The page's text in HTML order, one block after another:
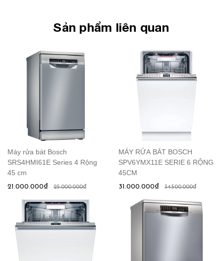
Sản phẩm liên quan
Máy rửa bát Bosch
SRS4HMI61E Series 4 Rộng
45 cm
21.000.000₫ 25.000.000₫
MÁY RỬA BÁT BOSCH
SPV6YMX11E SERIE 6 RỘNG
45CM
31.000.000₫ 34.500.000₫